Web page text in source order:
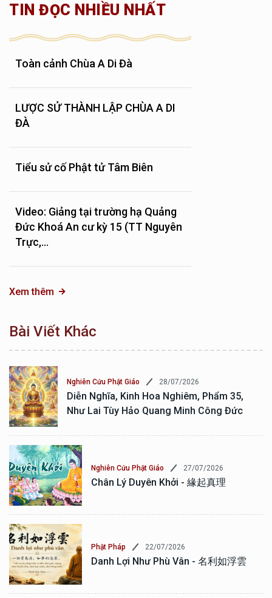
TIN ĐỌC NHIỀU NHẤT
Toàn cảnh Chùa A Di Đà
LƯỢC SỬ THÀNH LẬP CHÙA A DI
ĐÀ
Tiểu sử cố Phật tử Tâm Biên
Video: Giảng tại trường hạ Quảng
Đức Khoá An cư kỳ 15 (TT Nguyên
Trực,...
Xem thêm
Bài Viết Khác
Nghiên Cứu Phật Giáo 28/07/2026
Diễn Nghĩa, Kinh Hoa Nghiêm, Phẩm 35,
Như Lai Tùy Hảo Quang Minh Công Đức
Nghiên Cứu Phật Giáo 27/07/2026
Chân Lý Duyên Khởi - 緣起真理
Phật Pháp 22/07/2026
Danh Lợi Như Phù Vân - 名利如浮雲